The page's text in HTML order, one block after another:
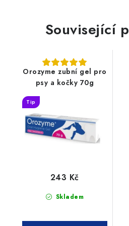
Související
Orozyme zubní gel pro
psy a kočky 70g
Tip
Skladem
243 Kč